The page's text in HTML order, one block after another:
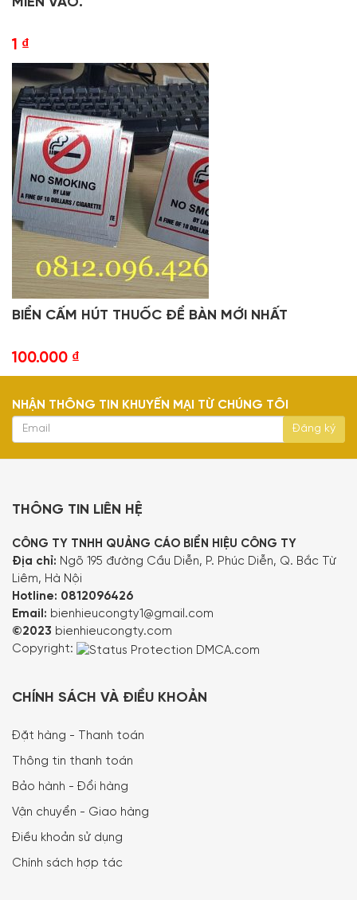
1 ₫
BIỂN CẤM HÚT THUỐC ĐỂ BÀN MỚI NHẤT
100.000 ₫
NHẬN THÔNG TIN KHUYẾN MẠI TỪ CHÚNG TÔI
THÔNG TIN LIÊN HỆ
CÔNG TY TNHH QUẢNG CÁO BIỂN HIỆU CÔNG TY
Địa chỉ: Ngõ 195 đường Cầu Diễn, P. Phúc Diễn, Q. Bắc Từ
Liêm, Hà Nội
Hotline: 0812096426
Email: bienhieucongty1@gmail.com
©2023 bienhieucongty.com
Copyright:
CHÍNH SÁCH VÀ ĐIỀU KHOẢN
Đặt hàng - Thanh toán
Thông tin thanh toán
Bảo hành - Đổi hàng
Vận chuyển - Giao hàng
Điều khoản sử dụng
Chính sách hợp tác